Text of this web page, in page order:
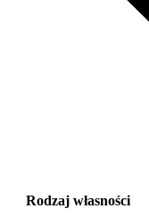
Rodzaj własności